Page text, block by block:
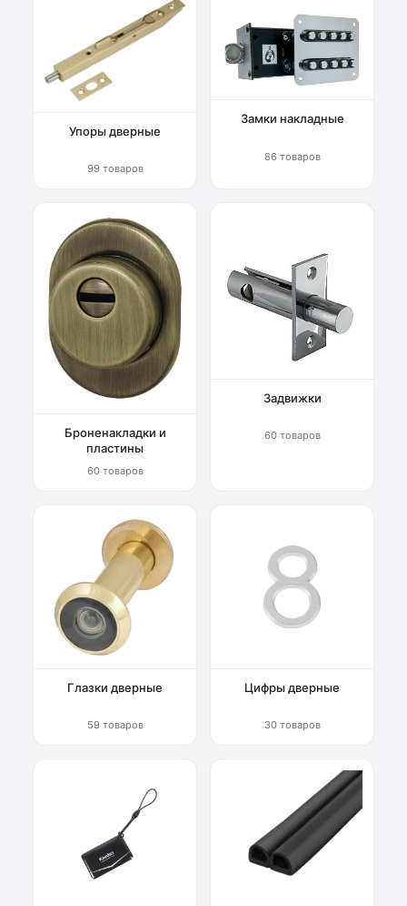
Упоры дверные
99 товаров
Замки накладные
86 товаров
Броненакладки и
пластины
60 товаров
Задвижки
60 товаров
Глазки дверные
59 товаров
Цифры дверные
30 товаров